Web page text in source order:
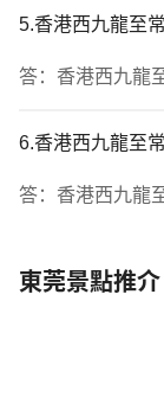
5.香港西九龍至
答：香港西九龍
6.香港西九龍至
答：香港西九龍
東莞景點推介